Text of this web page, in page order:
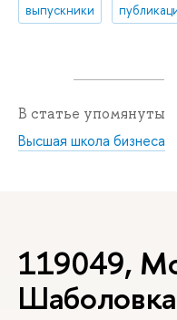
выпускники
В статье упомянуты
Высшая школа бизнеса
119049,